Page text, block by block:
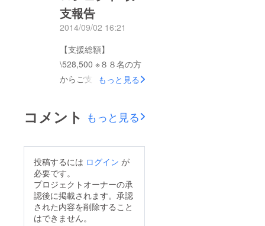
うございました。 ま
たその精算も終了しま
告致します。 当初の
目的であった、自分た
ちの手で少しずつの想
SCを盛り上げ、少し
ベントを実施する。
そして、イベントとし
てだけでなく、実際に
金額面でもクラブの支
援になるように努め
る。 その目的は、関
支報告
2014/09/02 16:21
【支援総額】
\528,500 ※８８名の方
からご支援いただきま
とうございました。
＜皆様からご支援いた
ファイヤー手数料】
\105,700 ※支援総額の
20%となります 【テ
ント・ステージ設営
もっと見る
コメント もっと見る
投稿するには ログイン が
必要です。
プロジェクトオーナーの承
認後に掲載されます。承認
された内容を削除すること
はできません。